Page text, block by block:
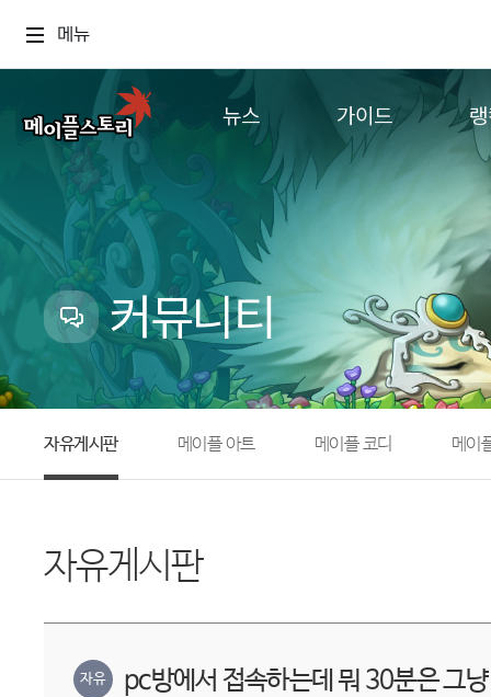
메뉴
뉴스
업데이트
이벤트
캐시샵 공지
메이플 알림판
with maple
가이드
추가정보
컨텐
커뮤니티
자유게시판 메이플 아트 메이플 코디 메이
자유게시판
자유 pc방에서 접속하는데 뭐 30분은 그